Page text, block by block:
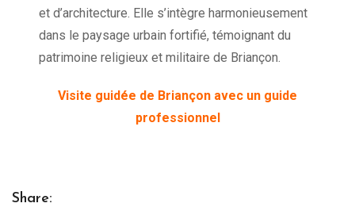
et d’architecture. Elle s’intègre harmonieusement
dans le paysage urbain fortifié, témoignant du
patrimoine religieux et militaire de Briançon.
Visite guidée de Briançon avec un guide
professionnel
Share: